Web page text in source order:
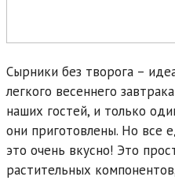
Сырники без творога –
легкого весеннего
наших гостей, и только
они приготовлены. Но все
это очень вкусно! Это
растительных